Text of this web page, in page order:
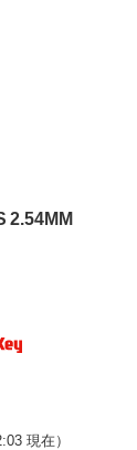
2.54MM
現在）